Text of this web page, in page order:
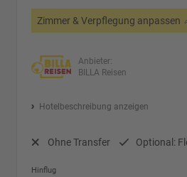
Zimmer & Verpflegung anpassen
Anbieter:
BILLA Reisen
Hotelbeschreibung anzeigen
Ohne Transfer Optional:
Hinflug